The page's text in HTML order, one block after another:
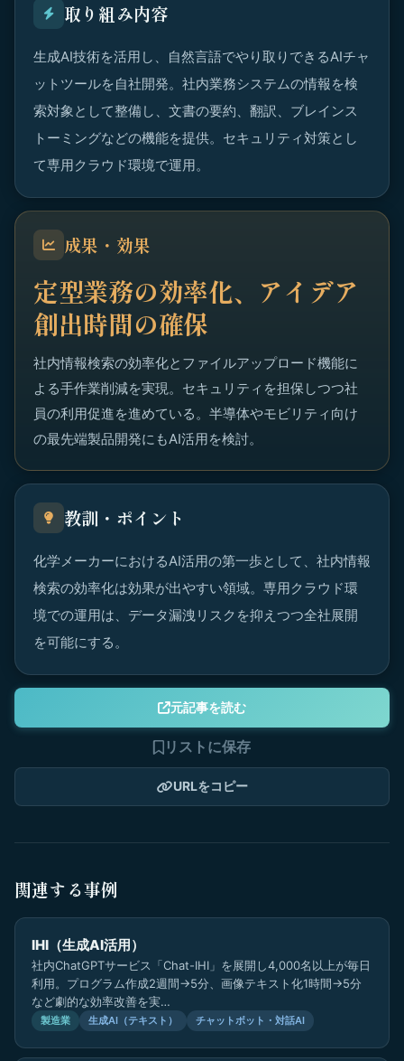
取り組み内容
生成AI技術を活用し、自然言語でやり取りできるAIチャ
ットツールを自社開発。社内業務システムの情報を検
索対象として整備し、文書の要約、翻訳、ブレインス
トーミングなどの機能を提供。セキュリティ対策とし
て専用クラウド環境で運用。
成果・効果
定型業務の効率化、アイデア
創出時間の確保
社内情報検索の効率化とファイルアップロード機能に
よる手作業削減を実現。セキュリティを担保しつつ社
員の利用促進を進めている。半導体やモビリティ向け
の最先端製品開発にもAI活用を検討。
教訓・ポイント
化学メーカーにおけるAI活用の第一歩として、社内情報
検索の効率化は効果が出やすい領域。専用クラウド環
境での運用は、データ漏洩リスクを抑えつつ全社展開
を可能にする。
元記事を読む
リストに保存
URLをコピー
関連する事例
IHI（生成AI活用）
社内ChatGPTサービス「Chat-IHI」を展開し4,000名以上が毎日
利用。プログラム作成2週間→5分、画像テキスト化1時間→5分
など劇的な効率改善を実…
製造業 生成AI（テキスト） チャットボット・対話AI